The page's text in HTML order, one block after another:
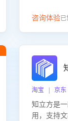
咨询体验已
淘宝 | 京
知立方是
用，支持